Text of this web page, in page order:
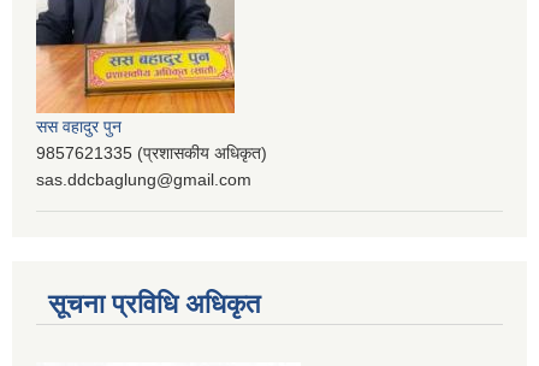
सस वहादुर पुन
9857621335 (प्रशासकीय अधिकृत)
sas.ddcbaglung@gmail.com
सूचना प्रविधि अधिकृत